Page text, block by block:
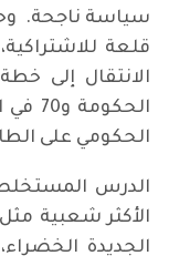
سياسة ناجحة.
الانتقال إلى
الحكومي على
الدرس
الأكثر شعبية
الجديدة